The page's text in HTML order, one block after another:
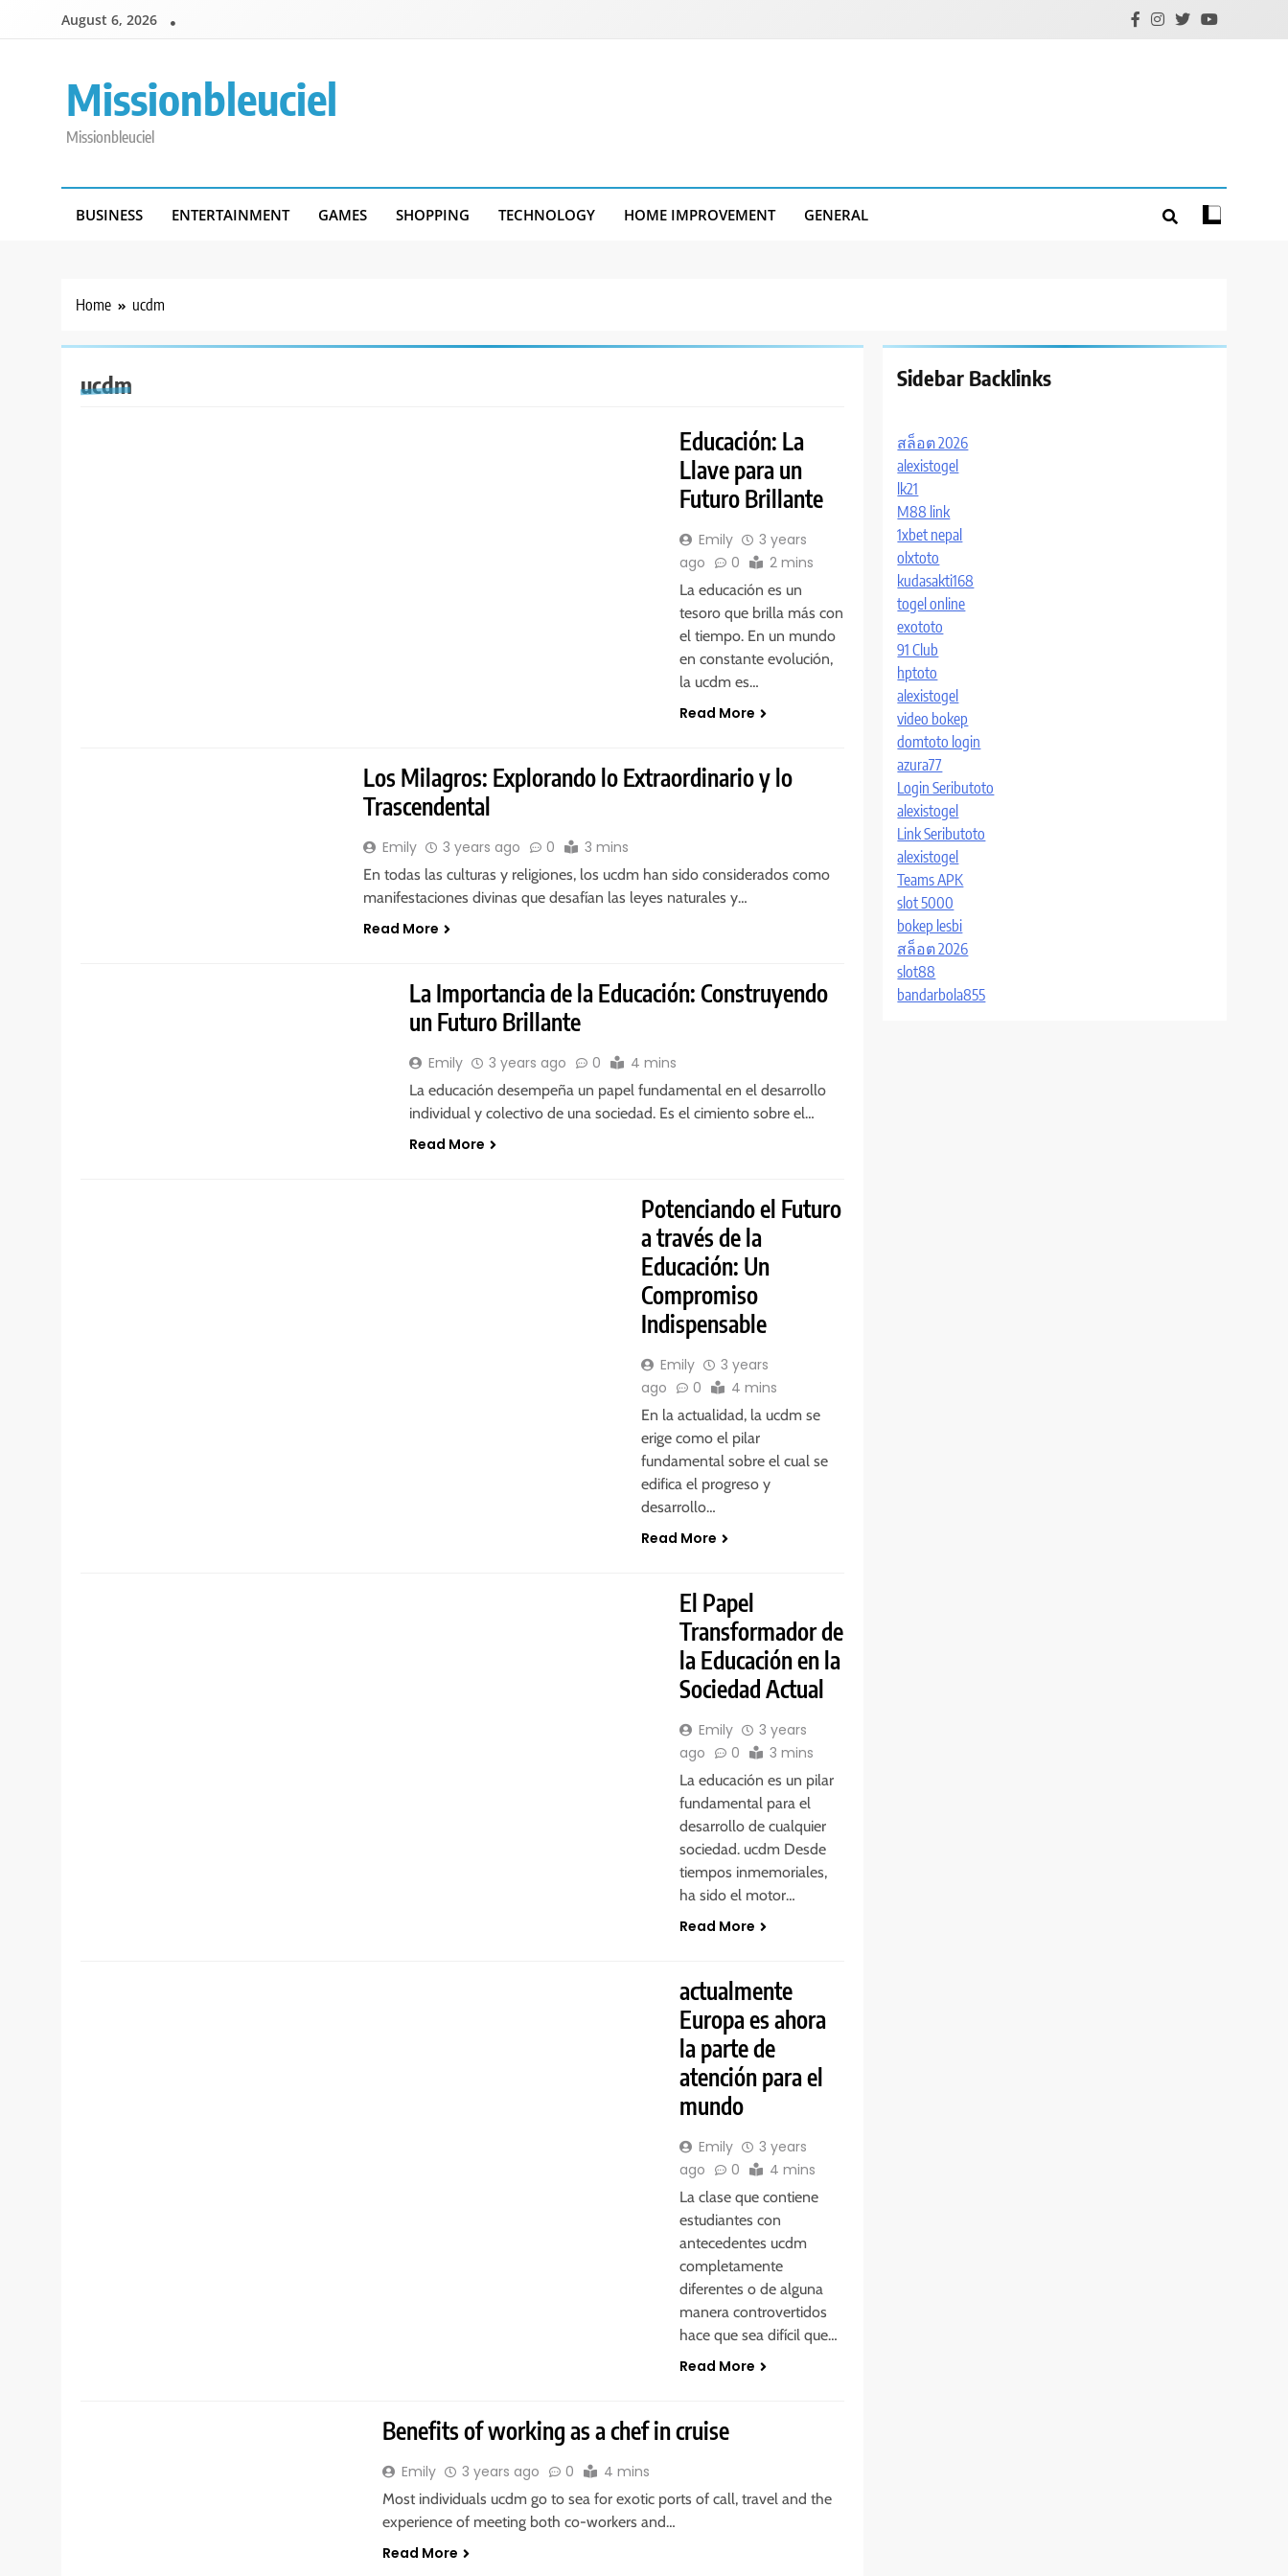
August 6, 2026
Missionbleuciel
Missionbleuciel
BUSINESS ENTERTAINMENT GAMES SHOPPING TECHNOLOGY HOME IMPROVEMENT GENERAL
Home ucdm
ucdm
Educación: La
Llave para un
Futuro Brillante
Emily
3 years
ago
0 2 mins
La educación es un
tesoro que brilla más con
el tiempo. En un mundo
en constante evolución,
la ucdm es…
Read More
Los Milagros: Explorando lo Extraordinario y lo
Trascendental
Emily 3 years ago 0 3 mins
En todas las culturas y religiones, los ucdm han sido considerados como
manifestaciones divinas que desafían las leyes naturales y…
Read More
La Importancia de la Educación: Construyendo
un Futuro Brillante
Emily 3 years ago 0 4 mins
La educación desempeña un papel fundamental en el desarrollo
individual y colectivo de una sociedad. Es el cimiento sobre el…
Read More
Potenciando el Futuro
a través de la
Educación: Un
Compromiso
Indispensable
Emily
3 years
ago
0 4 mins
En la actualidad, la ucdm se
erige como el pilar
fundamental sobre el cual se
edifica el progreso y
desarrollo…
Read More
El Papel
Transformador de
la Educación en la
Sociedad Actual
Emily
3 years
ago
0 3 mins
La educación es un pilar
fundamental para el
desarrollo de cualquier
sociedad. ucdm Desde
tiempos inmemoriales,
ha sido el motor…
Read More
actualmente
Europa es ahora
la parte de
atención para el
mundo
Emily
3 years
ago
0 4 mins
La clase que contiene
estudiantes con
antecedentes ucdm
completamente
diferentes o de alguna
manera controvertidos
hace que sea difícil que…
Read More
Benefits of working as a chef in cruise
Emily 3 years ago 0 4 mins
Most individuals ucdm go to sea for exotic ports of call, travel and the
experience of meeting both co-workers and…
Read More
Sidebar Backlinks
สล็อต 2026
alexistogel
lk21
M88 link
1xbet nepal
olxtoto
kudasakti168
togel online
exototo
91 Club
hptoto
alexistogel
video bokep
domtoto login
azura77
Login Seributoto
alexistogel
Link Seributoto
alexistogel
Teams APK
slot 5000
bokep lesbi
สล็อต 2026
slot88
bandarbola855